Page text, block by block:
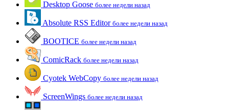
Desktop Goose более недели назад
Absolute RSS Editor более недели назад
BOOTICE более недели назад
ComicRack более недели назад
Cyotek WebCopy более недели назад
ScreenWings более недели назад